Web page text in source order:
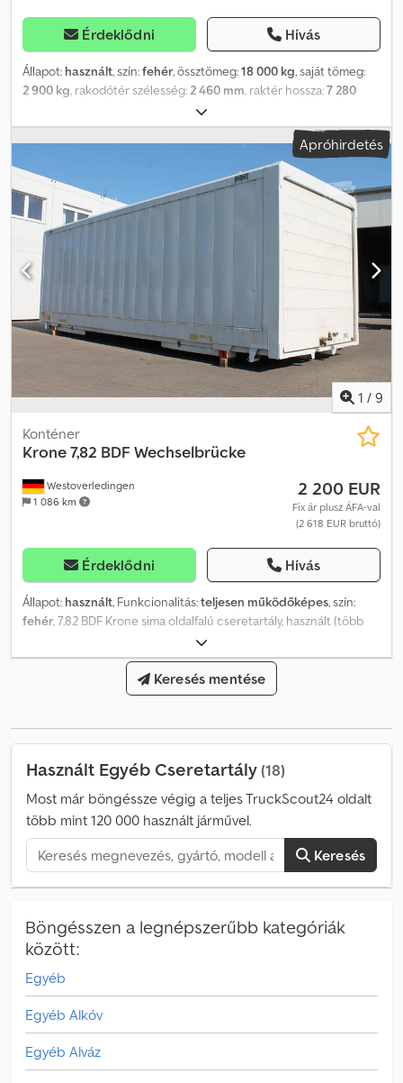
Érdeklődni Hívás
Állapot: használt, szín:fehér, össztömeg:18 000 kg, saját tömeg:
2 900 kg, rakodótér szélesség:2 460 mm, raktér hossza:7 280
, gép/jármű száma:
acél csereszekrény / cseretartály, 7,45 m, redőnykapuval, raktározó
tartály * Cseretartály / acél tároló, hullámosított külső fallal *
Raktározó konténer * Redőnykapu * Zárnyelv-profilos lécek
(keyhole sin) * Csúszásgátlós rétegelt lemez padló, targonca által
járható * Teleszkópos támasztólábak * Letételi magasság: 1,02–1,32
m * Gyártó: SICOM * Áthajtási magasság a redőnykapunál: 2,27 m
Chedpfx Akoqgd I Hswsa * Enyhe rozsda a vázon és a
felépítményen * Festékleválás a redőnykapunál
Apróhirdetés
1 / 9
Westoverledingen
1 086 km
Konténer
Krone7,82 BDF Wechselbrücke
2 200 EUR
Fix ár plusz ÁFA-val
(2 618 EUR bruttó)
Érdeklődni Hívás
Állapot: használt, Funkcionalitás:teljesen működőképes, szín:
fehér, 7,82 BDF Krone sima oldalfalú cseretartály, használt (több
darab elérhető) Külső szín: fehér Tartóláb magassága: 1320 mm A
cseretartály esőálló, a redőnyajtó jól működik. Külső méretek (kb.
mm-ben): Codpewahr Iofx Akwsha Hossz: 7820 Szélesség: 2550
Magasság: 2750 Belső méretek (kb. mm-ben): Hossz: 7650
16000 kg Figyelem: A tényleges méretek és egyéb specifikus
részletek a folyamatos termékfejlesztés miatt kis mértékben
eltérhetnek a fenti adatoktól.
Keresés mentése
Használt Egyéb Cseretartály(18)
Most már böngéssze végig a teljes TruckScout24 oldalt
több mint 120 000 használt járművel.
Keresés
Böngésszen a legnépszerűbb kategóriák
között:
Egyéb
Egyéb Alkóv
Egyéb Alváz